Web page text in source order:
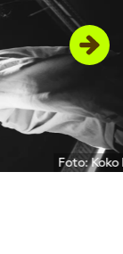
Foto: Koko